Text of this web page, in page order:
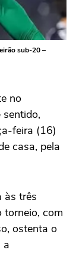
sub-20 –
no
feira (16)
casa, pela
às três
com
ostenta o
a